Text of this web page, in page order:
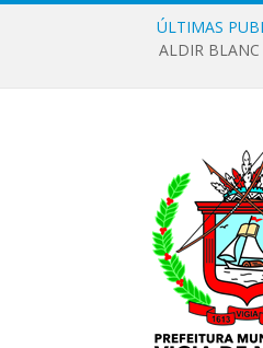
ÚLTIMAS
ALDIR BLANC